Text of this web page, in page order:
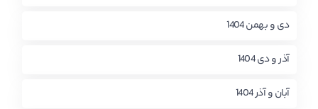
دی و بهمن 1404
آذر و دی 1404
آبان و آذر 1404